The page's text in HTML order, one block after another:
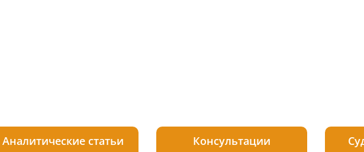
Аналитические статьи Консультации